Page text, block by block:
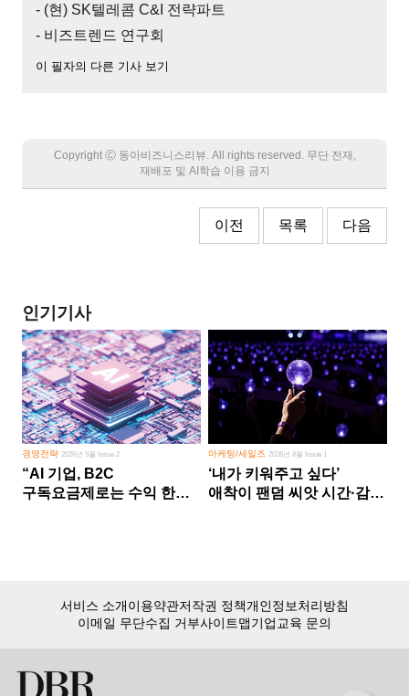
- (현) SK텔레콤 C&I 전략파트
- 비즈트렌드 연구회
이 필자의 다른 기사 보기
Copyright Ⓒ 동아비즈니스리뷰. All rights reserved. 무단 전재,
재배포 및 AI학습 이용 금지
이전 목록 다음
인기기사
경영전략 2026년 5월 Issue 2
“AI 기업, B2C
구독요금제로는 수익 한계
마케팅/세일즈 2026년 8월 Issue 1
‘내가 키워주고 싶다’
애착이 팬덤 씨앗 시간·감정
서비스 소개이용약관저작권 정책개인정보처리방침
이메일 무단수집 거부사이트맵기업교육 문의